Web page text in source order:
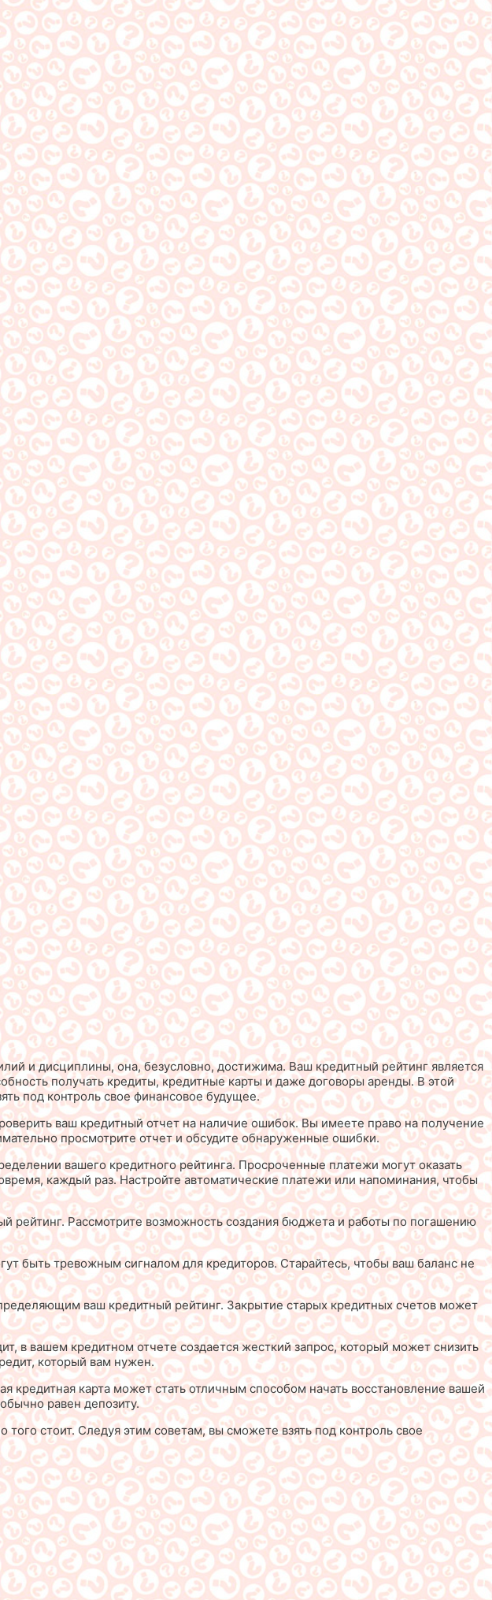
и дисциплины, она, безусловно, достижима. Ваш кредитный рейтинг является
получать кредиты, кредитные карты и даже договоры аренды. В этой
под контроль свое финансовое будущее.
ваш кредитный отчет на наличие ошибок. Вы имеете право на получение
просмотрите отчет и обсудите обнаруженные ошибки.
вашего кредитного рейтинга. Просроченные платежи могут оказать
каждый раз. Настройте автоматические платежи или напоминания, чтобы
рейтинг. Рассмотрите возможность создания бюджета и работы по погашению
быть тревожным сигналом для кредиторов. Старайтесь, чтобы ваш баланс не
ваш кредитный рейтинг. Закрытие старых кредитных счетов может
в вашем кредитном отчете создается жесткий запрос, который может снизить
который вам нужен.
кредитная карта может стать отличным способом начать восстановление вашей
равен депозиту.
стоит. Следуя этим советам, вы сможете взять под контроль свое